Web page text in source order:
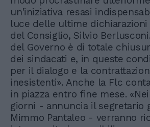
un'iniziativa resasi
luce delle ultime
del Consiglio, Silvio
del Governo è di totale
dei sindacati e, in queste
per il dialogo e la
inesistenti». Anche la Flc
in piazza entro fine mese.
giorni - annuncia il segretario
Mimmo Pantaleo - verranno